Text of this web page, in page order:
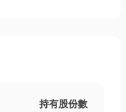
持有股份數